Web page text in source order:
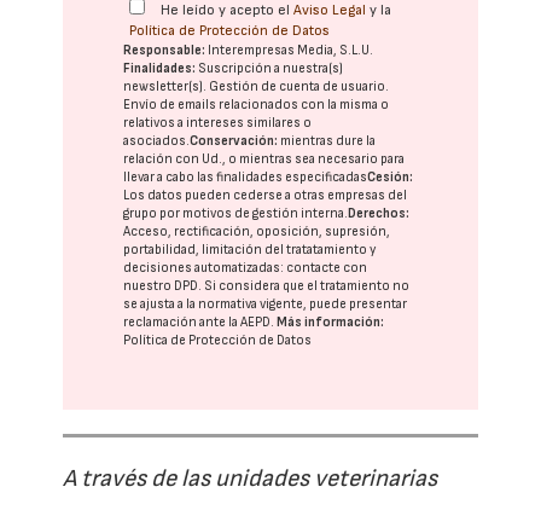
He leído y acepto elAviso Legal y la
Política de Protección de Datos
Responsable: Interempresas Media, S.L.U.
Finalidades: Suscripción a nuestra(s)
newsletter(s). Gestión de cuenta de usuario.
Envío de emails relacionados con la misma o
relativos a intereses similares o
asociados.Conservación: mientras dure la
relación con Ud., o mientras sea necesario para
llevar a cabo las finalidades especificadasCesión:
Los datos pueden cederse a otras empresas del
grupo por motivos de gestión interna. Derechos:
Acceso, rectificación, oposición, supresión,
portabilidad, limitación del tratatamiento y
decisiones automatizadas: contacte con
nuestro DPD. Si considera que el tratamiento no
se ajusta a la normativa vigente, puede presentar
reclamación ante laAEPD. Más información:
Política de Protección de Datos
A través de las unidades veterinarias